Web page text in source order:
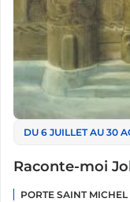
DU 6 JUILLET AU 30
Raconte-moi
PORTE SAINT